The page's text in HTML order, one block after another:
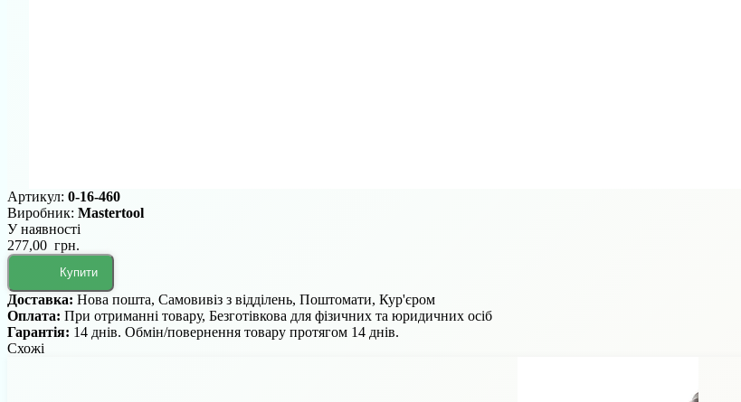
Артикул: 0-16-460
Виробник: Mastertool
У наявності
277,00 грн.
Купити
Доставка: Нова пошта, Самовивіз з відділень, Поштомати, Кур'єром
Оплата: При отриманні товару, Безготівкова для фізичних та юридичних осіб
Гарантія: 14 днів. Обмін/повернення товару протягом 14 днів.
Схожі